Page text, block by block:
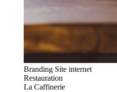
Branding Site internet
Restauration
La Caffinerie